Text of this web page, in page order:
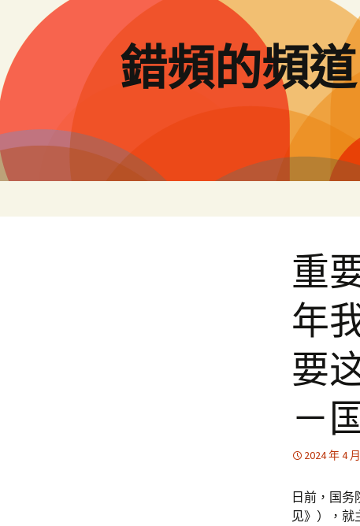
要
內
容
錯頻的頻道
重
年
要
－
2024 年 4
日前，国
见》），就